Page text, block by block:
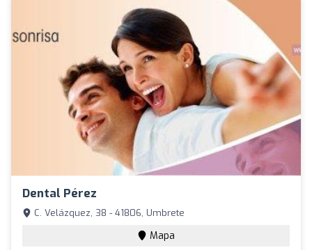
Dental Pérez
C. Velázquez, 38 - 41806, Umbrete
Mapa